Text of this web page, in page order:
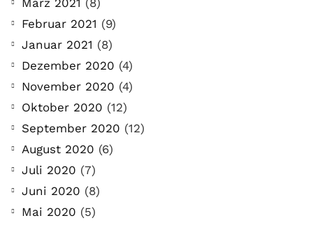
März 2021 (8)
Februar 2021 (9)
Januar 2021 (8)
Dezember 2020 (4)
November 2020 (4)
Oktober 2020 (12)
September 2020 (12)
August 2020 (6)
Juli 2020 (7)
Juni 2020 (8)
Mai 2020 (5)